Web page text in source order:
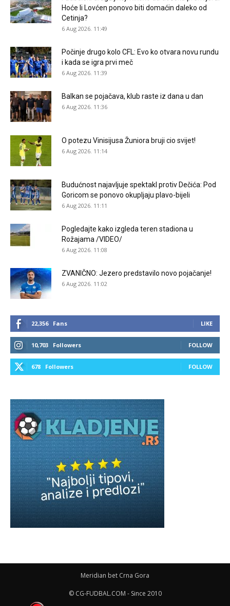
Hoće li Lovćen ponovo biti domaćin daleko od
Cetinja?
6 Aug 2026. 11:49
Počinje drugo kolo CFL: Evo ko otvara novu rundu
i kada se igra prvi meč
6 Aug 2026. 11:39
Balkan se pojačava, klub raste iz dana u dan
6 Aug 2026. 11:36
O potezu Vinisijusa Žuniora bruji cio svijet!
6 Aug 2026. 11:14
Budućnost najavljuje spektakl protiv Dečića: Pod
Goricom se ponovo okupljaju plavo-bijeli
6 Aug 2026. 11:11
Pogledajte kako izgleda teren stadiona u
Rožajama /VIDEO/
6 Aug 2026. 11:08
ZVANIČNO: Jezero predstavilo novo pojačanje!
6 Aug 2026. 11:02
22,356 Fans LIKE
10,703 Followers FOLLOW
678 Followers FOLLOW
Meridian bet Crna Gora
© CG-FUDBAL.COM - Since 2010